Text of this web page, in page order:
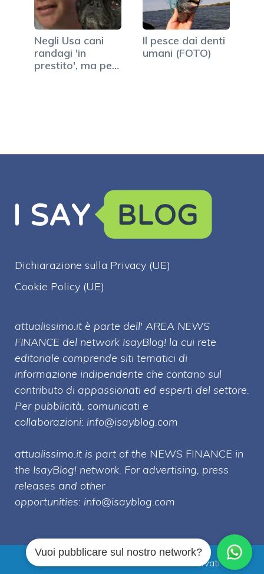
Negli Usa cani
randagi 'in
prestito', ma per
Il pesce dai denti
umani (FOTO)
Dichiarazione sulla Privacy (UE)
Cookie Policy (UE)
attualissimo.it è parte dell' AREA NEWS
FINANCE del network IsayBlog! la cui rete
editoriale comprende siti tematici di
informazione indipendente che contano sul
contributo di appassionati ed esperti del settore.
Per pubblicità, comunicati e
collaborazioni: info@isayblog.com
attualissimo.it is part of the NEWS FINANCE in
the IsayBlog! network. For advertising, press
releases and other
opportunities: info@isayblog.com
Attualissimo.it © 2026 Tutti i diritti riservati
Vuoi pubblicare sul nostro network?